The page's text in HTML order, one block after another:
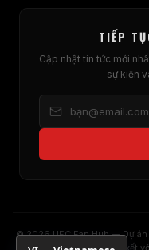
TIẾP
Cập nhật tin tức mới
sự kiện
© 2026 UFC Fan Hub — Dự
liên kết